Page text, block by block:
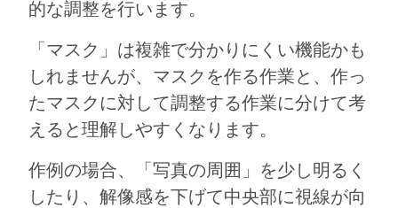
的な調整を行います。
「マスク」は複雑で分かりにくい機能かも
しれませんが、マスクを作る作業と、作っ
たマスクに対して調整する作業に分けて考
えると理解しやすくなります。
作例の場合、「写真の周囲」を少し明るく
したり、解像感を下げて中央部に視線が向